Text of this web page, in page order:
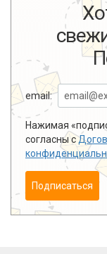
email:
Нажимая
согласны с
Подписаться